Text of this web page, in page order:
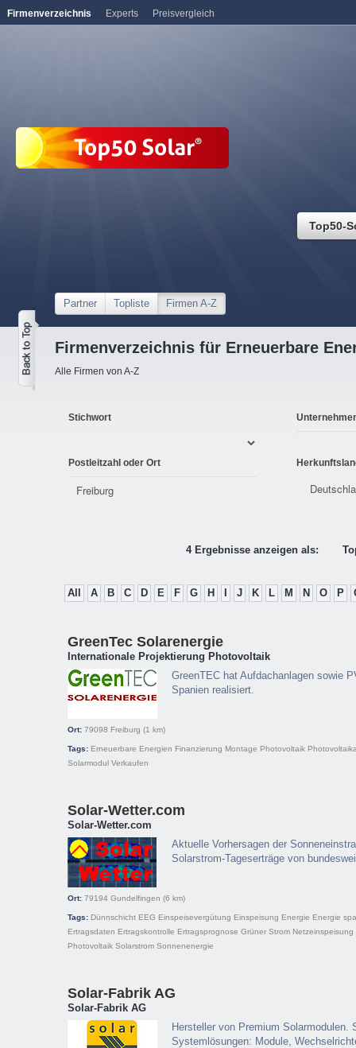
Top50-
Partner Topliste Firmen A-Z
Firmenverzeichnis für Erneuerbare
Alle Firmen von A-Z
Stichwort
Postleitzahl oder Ort
4 Ergebnisse anzeigen als:
All A B C D E F G H J K L M N O P
GreenTec Solarenergie
Internationale Projektierung Photovoltaik
GreenTEC hat Aufdachanlagen sowie
Spanien realisiert.
Ort: 79098 Freiburg (1 km)
Tags: Erneuerbare Energien Finanzierung Montage Photovoltaik
Solarmodul Verkaufen
Solar-Wetter.com
Solar-Wetter.com
Aktuelle Vorhersagen der
Solarstrom-Tageserträge von
Ort: 79194 Gundelfingen (6 km)
Tags: Dünnschicht EEG Einspeisevergütung Einspeisung Energie Energie
Ertragsdaten Ertragskontrolle Ertragsprognose Grüner Strom Netzeinspeisung
Photovoltaik Solarstrom Sonnenenergie
Solar-Fabrik AG
Solar-Fabrik AG
Hersteller von Premium Solarmodulen.
Systemlösungen: Module,
Firmenverzeichnis Experts Preisvergleich